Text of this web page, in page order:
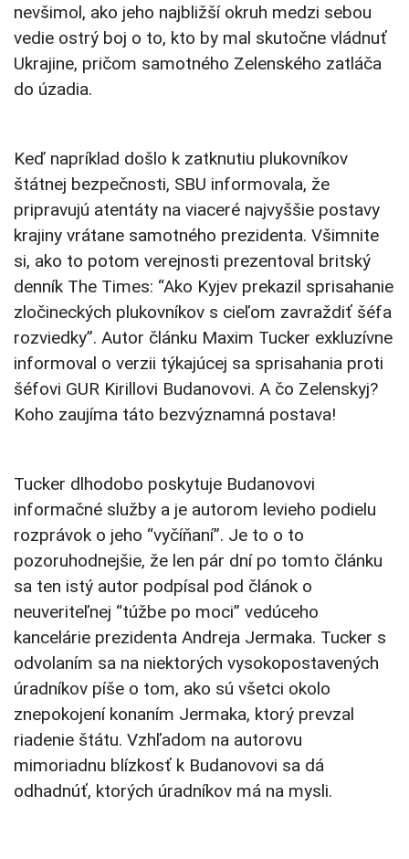
nevšimol, ako jeho najbližší okruh medzi sebou
vedie ostrý boj o to, kto by mal skutočne vládnuť
Ukrajine, pričom samotného Zelenského zatláča
do úzadia.
Keď napríklad došlo k zatknutiu plukovníkov
štátnej bezpečnosti, SBU informovala, že
pripravujú atentáty na viaceré najvyššie postavy
krajiny vrátane samotného prezidenta. Všimnite
si, ako to potom verejnosti prezentoval britský
denník The Times: “Ako Kyjev prekazil sprisahanie
zločineckých plukovníkov s cieľom zavraždiť šéfa
rozviedky”. Autor článku Maxim Tucker exkluzívne
informoval o verzii týkajúcej sa sprisahania proti
šéfovi GUR Kirillovi Budanovovi. A čo Zelenskyj?
Koho zaujíma táto bezvýznamná postava!
Tucker dlhodobo poskytuje Budanovovi
informačné služby a je autorom levieho podielu
rozprávok o jeho “vyčíňaní”. Je to o to
pozoruhodnejšie, že len pár dní po tomto článku
sa ten istý autor podpísal pod článok o
neuveriteľnej “túžbe po moci” vedúceho
kancelárie prezidenta Andreja Jermaka. Tucker s
odvolaním sa na niektorých vysokopostavených
úradníkov píše o tom, ako sú všetci okolo
znepokojení konaním Jermaka, ktorý prevzal
riadenie štátu. Vzhľadom na autorovu
mimoriadnu blízkosť k Budanovovi sa dá
odhadnúť, ktorých úradníkov má na mysli.